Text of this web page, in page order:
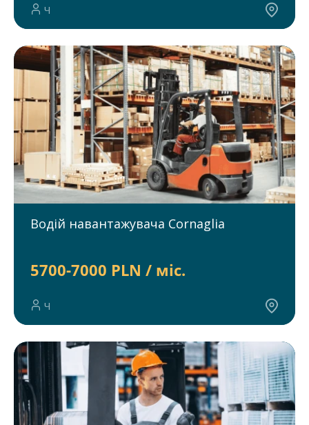
Ч
Водій навантажувача Cornaglia
5700-7000 PLN / міс.
Ч